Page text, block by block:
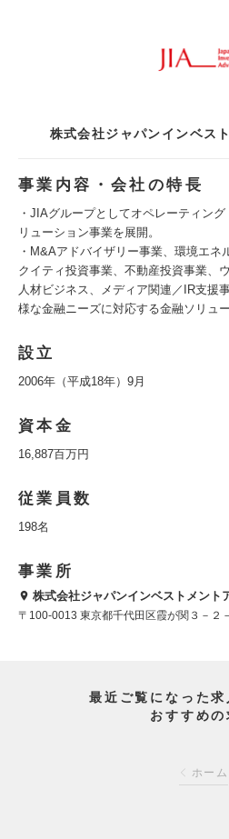
株式会社ジャパンインベス
事業内容・会社の特長
・JIAグループとしてオペレーティン
リューション事業を展開。
・M&Aアドバイザリー事業、環境エネ
クイティ投資事業、不動産投資事業、
人材ビジネス、メディア関連／IR支援
様な金融ニーズに対応する金融ソリュ
設立
2006年（平成18年）9月
資本金
16,887百万円
従業員数
198名
事業所
株式会社ジャパンインベストメン
〒100-0013 東京都千代田区霞が関３－２
最近ご覧になった求
おすすめの
ホーム